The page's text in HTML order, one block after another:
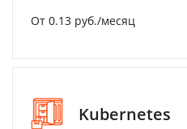
От 0.13 руб./месяц
Kubernetes